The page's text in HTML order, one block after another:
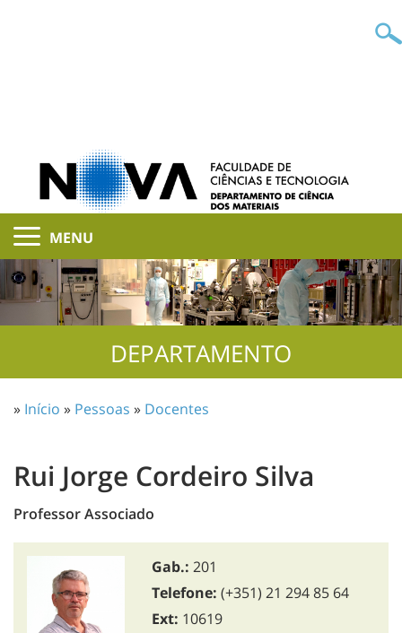
MENU
DEPARTAMENTO
» Início » Pessoas » Docentes
Rui Jorge Cordeiro Silva
Professor Associado
Gab.: 201
Telefone: (+351) 21 294 85 64
Ext: 10619